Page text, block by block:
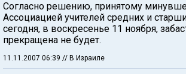
Согласно решению, принятому
Ассоциацией учителей средних и
сегодня, в воскресенье 11 ноября,
прекращена не будет.
11.11.2007 06:39 // В Израиле